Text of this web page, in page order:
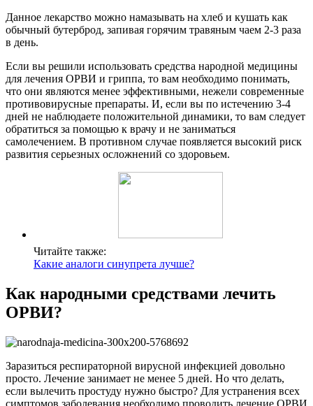
Данное лекарство можно намазывать на хлеб и кушать как
обычный бутерброд, запивая горячим травяным чаем 2-3 раза
в день.
Если вы решили использовать средства народной медицины
для лечения ОРВИ и гриппа, то вам необходимо понимать,
что они являются менее эффективными, нежели современные
противовирусные препараты. И, если вы по истечению 3-4
дней не наблюдаете положительной динамики, то вам следует
обратиться за помощью к врачу и не заниматься
самолечением. В противном случае появляется высокий риск
развития серьезных осложнений со здоровьем.
Читайте также:
Какие аналоги синупрета лучше?
Как народными средствами лечить
ОРВИ?
Заразиться респираторной вирусной инфекцией довольно
просто. Лечение занимает не менее 5 дней. Но что делать,
если вылечить простуду нужно быстро? Для устранения всех
симптомов заболевания необходимо проводить лечение ОРВИ